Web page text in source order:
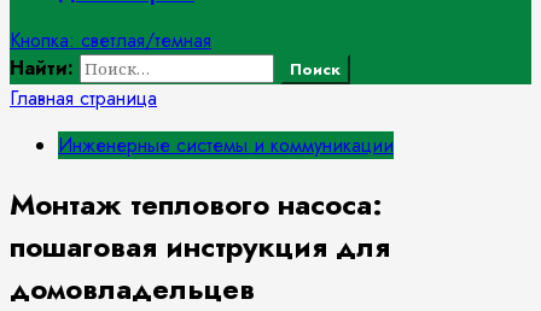
Кнопка: светлая/темная
Найти:
Главная страница
Инженерные системы и коммуникации
Монтаж теплового насоса:
пошаговая инструкция для
домовладельцев